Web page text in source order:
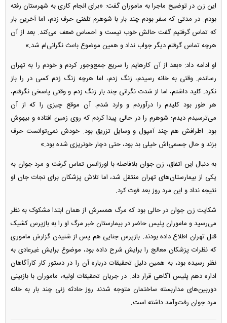
این زن در توضیح ماجرا به ماموران گفت: «برای انجام کاری به شهرستان رفته
بودم. در مدتی که سفر بودم چند بار با شوهرم تلفنی حرف زدم، اما آخرین بار
که تماس گرفتیم گفت حالش خوب نیست و احساس ضعف می‌کند. بعد از آن
هرچه تماس گرفتم دیگر جواب نداد و همین موضوع باعث نگرانی‌ام شد.»
او ادامه داد: «بعد از آن کارهایم را سریع جمع‌وجور کردم و خودم را به تهران
رساندم. وقتی به خانه رسیدم، زنگ زدم، اما هرچه زنگ زدم کسی در را باز
نکرد. کلید داشتم، اما از شدت نگرانی چند بار زنگ زدم و وقتی پاسخی نگرفتم،
هر طور بود کلیدم را درآوردم و وارد شدم. آن موقع چیزی را که از آن
می‌ترسیدم دیدم؛ شوهرم را در حالی پیدا کردم که روی زمین افتاده و بیهوش
بود. اطرافش هم چند آمپول و وسایل تزریق بود. خودش نمی‌توانست حرف
بزند و حال جسمی‌اش خیلی بد بود، حتی دچار خونریزی شده بود.»
به دنبال این اتفاق، زن جوان بلافاصله با اورژانس تماس گرفت و مرد جوان به
یکی از بیمارستان‌های تهران منتقل شد، اما تلاش پزشکان برای نجات جان او
نتیجه نداد و این مرد روز بعد فوت کرد.
شکایت زن جوان در حالی بود که مرگ همسرش از همان ابتدا مشکوک به نظر
می‌رسید و ماموران پلیس حاضر در بیمارستان خبر مرگ او را به بازپرس کشیک
قتل تهران اطلاع داده بودند. بازپرس جنایی هم پس از شنیدن گزارش ماموری
که نظرات پزشکان معالج را برایش شرح داده بود، موضوع برایش غیرعادی به
نظر رسیده بود، به همین دلیل تحقیقات درباره آن را در دستور کار کارآگاهان
اداره دهم پلیس آگاهی قرار داد. در جریان تحقیقات اولیه، ماموران با بازبینی
دوربین‌های مداربسته ساختمان متوجه شدند روز حادثه زنی چند بار به خانه
مرد جوان رفت‌وآمد داشته است.